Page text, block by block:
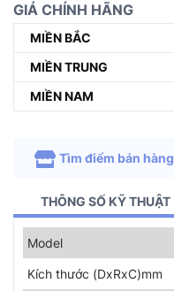
GIÁ CHÍNH HÃNG
MIỀN BẮC
MIỀN TRUNG
MIỀN NAM
Tìm điểm bán hàng
THÔNG SỐ KỸ THUẬT
Model
Kích thước (DxRxC)mm